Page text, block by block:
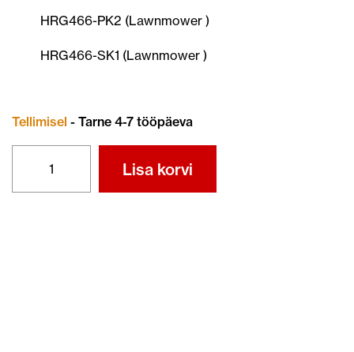
HRG466-PK2 (Lawnmower )
HRG466-SK1 (Lawnmower )
Tellimisel - Tarne 4-7 tööpäeva
72511-
Lisa korvi